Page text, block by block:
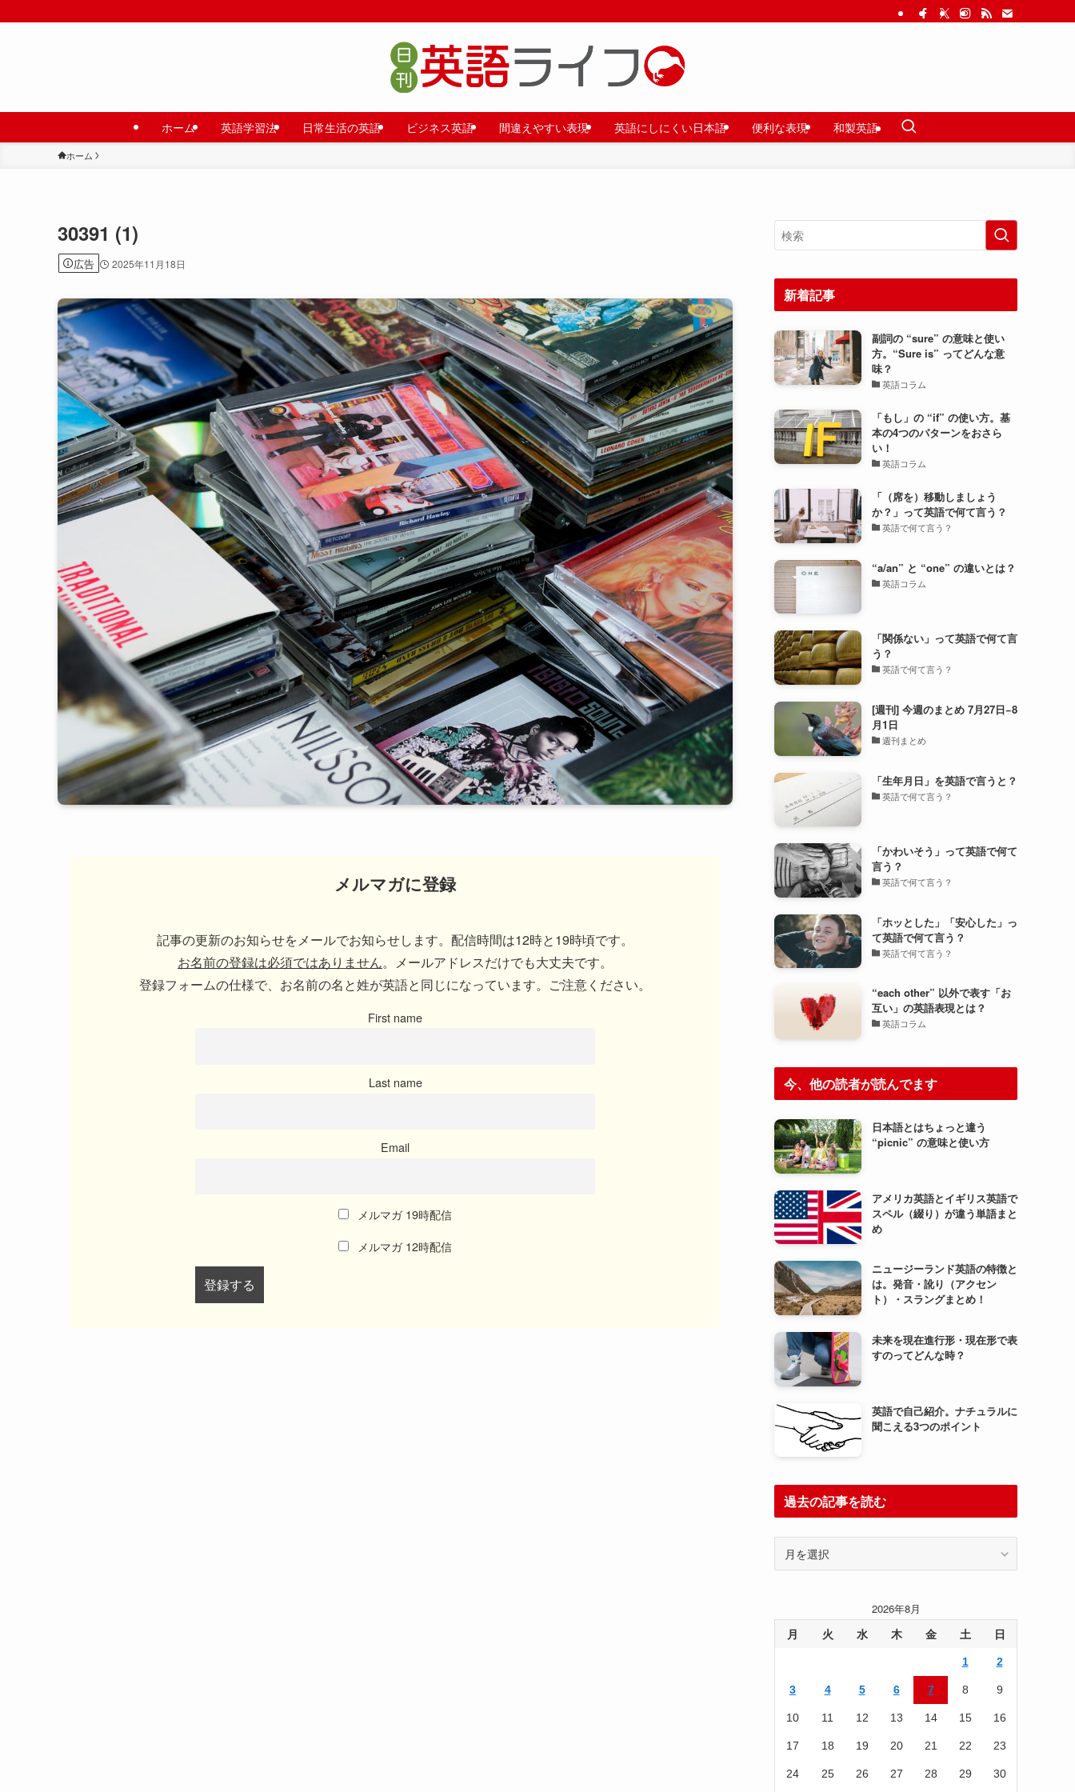
ホーム 英語学習法 日常生活の英語 ビジネス英語 間違えやすい表現 英語にしにくい日本語 便利な表現 和製英語
ホーム
30391 (1)
広告 2025年11月18日
メルマガに登録
記事の更新のお知らせをメールでお知らせします。配信時間は12時と19時頃です。
お名前の登録は必須ではありません。メールアドレスだけでも大丈夫です。
登録フォームの仕様で、お名前の名と姓が英語と同じになっています。ご注意ください。
First name
Last name
Email
メルマガ 19時配信
メルマガ 12時配信
新着記事
副詞の “sure” の意味と使い
方。“Sure is” ってどんな意
味？
英語コラム
「もし」の “if” の使い方。基
本の4つのパターンをおさら
い！
英語コラム
「（席を）移動しましょう
か？」って英語で何て言う？
英語で何て言う？
“a/an” と “one” の違いとは？
英語コラム
「関係ない」って英語で何て言
う？
英語で何て言う？
[週刊] 今週のまとめ 7月27日−8
月1日
週刊まとめ
「生年月日」を英語で言うと？
英語で何て言う？
「かわいそう」って英語で何て
言う？
英語で何て言う？
「ホッとした」「安心した」っ
て英語で何て言う？
英語で何て言う？
“each other” 以外で表す「お
互い」の英語表現とは？
英語コラム
今、他の読者が読んでます
日本語とはちょっと違う
“picnic” の意味と使い方
アメリカ英語とイギリス英語で
スペル（綴り）が違う単語まと
め
ニュージーランド英語の特徴と
は。発音・訛り（アクセン
ト）・スラングまとめ！
未来を現在進行形・現在形で表
すのってどんな時？
英語で自己紹介。ナチュラルに
聞こえる3つのポイント
過去の記事を読む
事
2026年8月
月 火 水 木 金 土 日
1 2
3 4 5 6 7 8 9
10 11 12 13 14 15 16
17 18 19 20 21 22 23
24 25 26 27 28 29 30